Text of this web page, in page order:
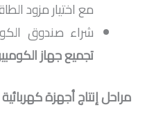
مع اختيار مزود
شراء صندوق
تجميع جهاز
مراحل إنتاج أجهزة كهربائية